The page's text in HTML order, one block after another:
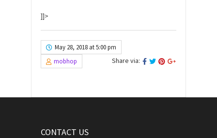
]]>
May 28, 2018 at 5:00 pm
mobhop
Share via:
CONTACT US